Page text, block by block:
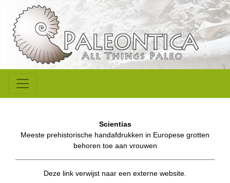
Scientias
Meeste prehistorische handafdrukken in Europese grotten
behoren toe aan vrouwen
Deze link verwijst naar een externe website.